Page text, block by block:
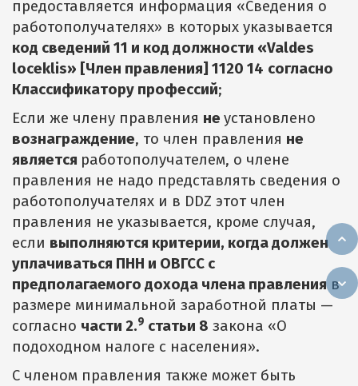
предоставляется информация «Сведения о
работополучателях» в которых указывается
код сведений 11 и код должности «Valdes
loceklis» [Член правления] 1120 14 согласно
Классификатору профессий;
Если же члену правления не установлено
вознаграждение, то член правления не
является работополучателем, о члене
правления не надо представлять сведения о
работополучателях и в DDZ этот член
правления не указывается, кроме случая,
если выполняются критерии, когда должен
уплачиваться ПНН и ОВГСС с
предполагаемого дохода члена правленияв
размере минимальной заработной платы —
согласно части 2.9 статьи 8 закона «О
подоходном налоге с населения».
С членом правления также может быть